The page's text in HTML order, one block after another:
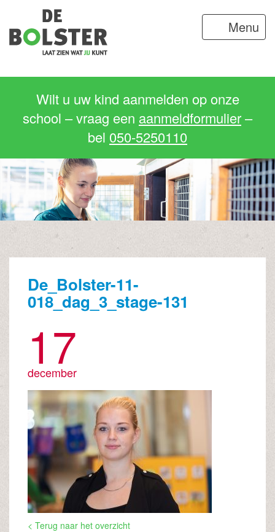
Menu
Wilt u uw kind aanmelden op onze
school – vraag een aanmeldformulier–
bel 050-5250110
De_Bolster-11-
018_dag_3_stage-131
17
december
< Terug naar het overzicht